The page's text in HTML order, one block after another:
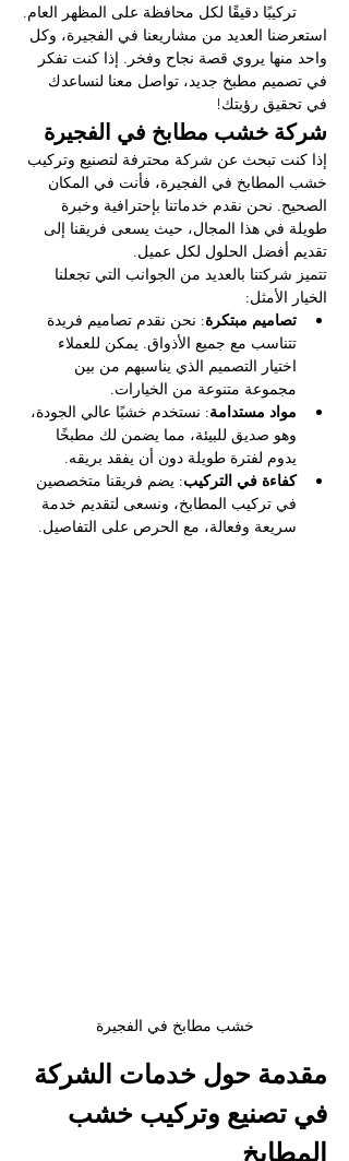
تركيبًا دقيقًا لكل محافظة على المظهر العام.
استعرضنا العديد من مشاريعنا في الفجيرة، وكل
واحد منها يروي قصة نجاح وفخر. إذا كنت تفكر
في تصميم مطبخ جديد، تواصل معنا لنساعدك
في تحقيق رؤيتك!
شركة خشب مطابخ في الفجيرة
إذا كنت تبحث عن شركة محترفة لتصنيع وتركيب
خشب المطابخ في الفجيرة، فأنت في المكان
الصحيح. نحن نقدم خدماتنا بإحترافية وخبرة
طويلة في هذا المجال، حيث يسعى فريقنا إلى
تقديم أفضل الحلول لكل عميل.
تتميز شركتنا بالعديد من الجوانب التي تجعلنا
الخيار الأمثل:
تصاميم مبتكرة: نحن نقدم تصاميم فريدة
تتناسب مع جميع الأذواق. يمكن للعملاء
اختيار التصميم الذي يناسبهم من بين
مجموعة متنوعة من الخيارات.
مواد مستدامة: نستخدم خشبًا عالي الجودة،
وهو صديق للبيئة، مما يضمن لك مطبخًا
يدوم لفترة طويلة دون أن يفقد بريقه.
كفاءة في التركيب: يضم فريقنا متخصصين
في تركيب المطابخ، ونسعى لتقديم خدمة
سريعة وفعالة، مع الحرص على التفاصيل.
خشب مطابخ في الفجيرة
مقدمة حول خدمات الشركة
في تصنيع وتركيب خشب
المطابخ